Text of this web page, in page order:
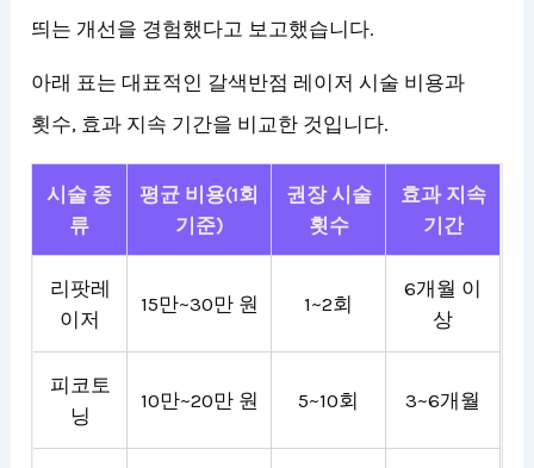
띄는 개선을 경험했다고 보고했습니다.
아래 표는 대표적인 갈색반점 레이저 시술 비용과
횟수, 효과 지속 기간을 비교한 것입니다.
시술 종
류
평균 비용(1회
기준)
권장 시술
횟수
효과 지속
기간
리팟레
이저
15만~30만 원 1~2회
6개월 이
상
피코토
닝
10만~20만 원 5~10회 3~6개월